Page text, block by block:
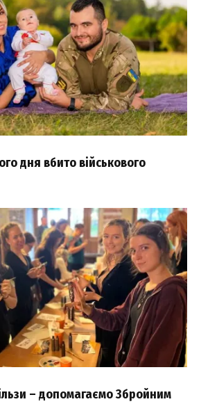
дня вбито військового
– допомагаємо Збройним